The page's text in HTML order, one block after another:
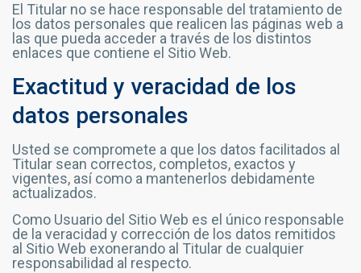
El Titular no se hace responsable del tratamiento de
los datos personales que realicen las páginas web a
las que pueda acceder a través de los distintos
enlaces que contiene el Sitio Web.
Exactitud y veracidad de los
datos personales
Usted se compromete a que los datos facilitados al
Titular sean correctos, completos, exactos y
vigentes, así como a mantenerlos debidamente
actualizados.
Como Usuario del Sitio Web es el único responsable
de la veracidad y corrección de los datos remitidos
al Sitio Web exonerando al Titular de cualquier
responsabilidad al respecto.